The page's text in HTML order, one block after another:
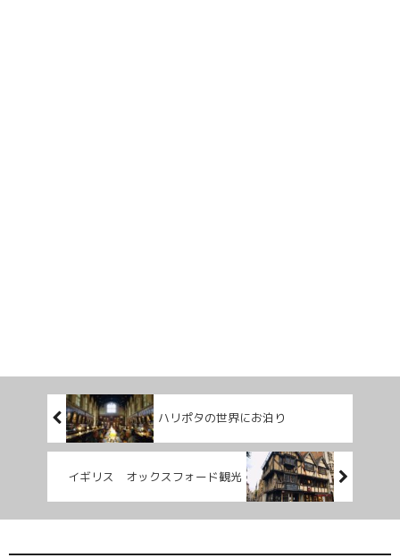
ハリポタの世界にお泊り
イギリス オックスフォード観光